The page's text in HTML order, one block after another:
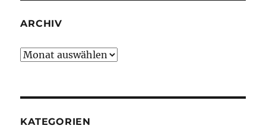
ARCHIV
Archiv
KATEGORIEN